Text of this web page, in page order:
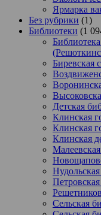
Ярмарка
Без рубрики (1)
Библиотеки (1
Биревская
Детская
Клинская
Клинская
Клинская
Сельская